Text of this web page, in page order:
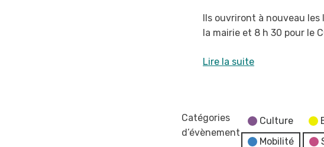
Ils ouvriront à nouveau les
la mairie et 8 h 30 pour le
Lire la suite
Catégories
d’évènement
Culture
Mobilité